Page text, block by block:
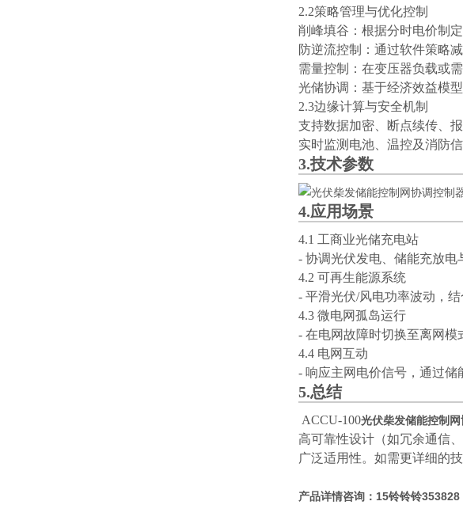
2.2策略管理与优化控制
削峰填谷：根据分时电价制
防逆流控制：通过软件策略
需量控制：在变压器负载或
光储协调：基于经济效益模
2.3边缘计算与安全机制
支持数据加密、断点续传、
实时监测电池、温控及消防
3.技术参数
4.应用场景
4.1 工商业光储充电站
- 协调光伏发电、储能充放电
4.2 可再生能源系统
- 平滑光伏/风电功率波动，
4.3 微电网孤岛运行
- 在电网故障时切换至离网模
4.4 电网互动
- 响应主网电价信号，通过储
5.总结
ACCU-100光伏柴发储能控制
高可靠性设计（如冗余通信
广泛适用性。如需更详细的
产品详情咨询：15铃铃铃353828